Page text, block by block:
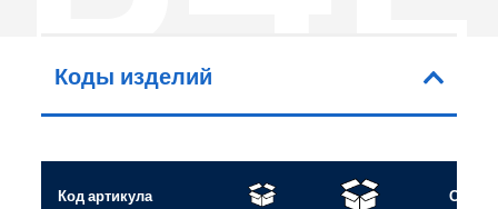
Коды изделий
Код артикула